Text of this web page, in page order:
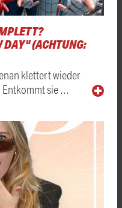
DAY" (ACHTUNG:
klettert wieder
Entkommt sie …